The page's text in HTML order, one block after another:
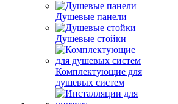
Душевые панели
Душевые стойки
Комплектующие для
душевых систем